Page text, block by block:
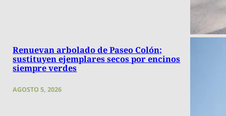
Renuevan arbolado de Paseo Colón;
sustituyen ejemplares secos por encinos
siempre verdes
AGOSTO 5, 2026